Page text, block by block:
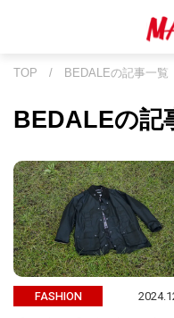
TOP / BEDALEの記事一覧
BEDALEの記
FASHION